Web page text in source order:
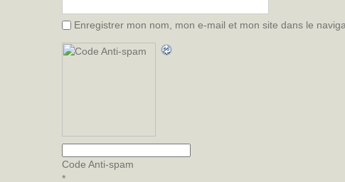
Enregistrer mon nom, mon e-mail et mon site dans le
Code Anti-spam
*